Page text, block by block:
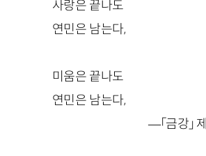
사랑은 끝나도
연민은 남는다,
미움은 끝나도
연민은 남는다,
—「금강」